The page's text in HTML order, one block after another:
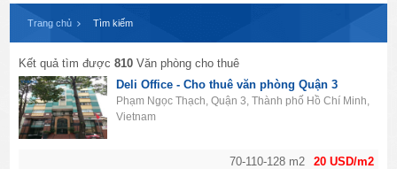
Trang chủ Tìm kiếm
Kết quả tìm được810 Văn phòng cho thuê
20 USD/m2
70-110-128 m2
Deli Office - Cho thuê văn phòng Quận 3
Phạm Ngọc Thạch, Quận 3, Thành phố Hồ Chí Minh,
Vietnam